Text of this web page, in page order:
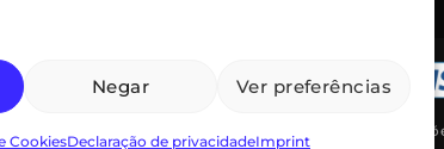
Negar Ver preferências
CookiesDeclaração de privacidadeImprint
Termos e